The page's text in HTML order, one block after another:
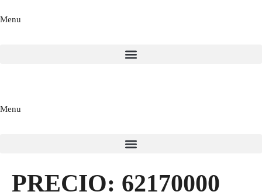
Menu
Menu
PRECIO: 62170000